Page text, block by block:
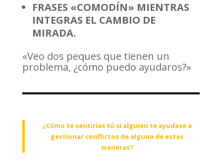
FRASES «COMODÍN» MIENTRAS
INTEGRAS EL CAMBIO DE
MIRADA.
«Veo dos peques que tienen un
problema, ¿cómo puedo ayudaros?»
¿Cómo te sentirías tú si alguien te ayudase a
gestionar conflictos de alguna de estas
maneras?